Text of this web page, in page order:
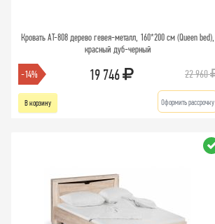
Кровать AT-808 дерево гевея-металл, 160*200 см (Queen bed),
красный дуб-черный
-14% 19 746 22 960
В корзину Оформить рассрочку